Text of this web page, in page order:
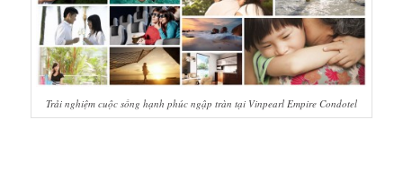
Trải nghiệm cuộc sống hạnh phúc ngập tràn tại Vinpearl Empire Condotel